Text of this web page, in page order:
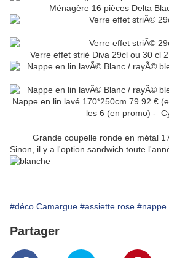
Ménagère 16 pièces Delta
Verre effet strié Diva 29cl ou 30 cl
Nappe en lin lavé 170*250cm 79.92 €
les 6 (en promo) -
Grande coupelle ronde en métal
Sinon, il y a l'option sandwich toute
#déco Camargue #assiette rose #nappe
Partager